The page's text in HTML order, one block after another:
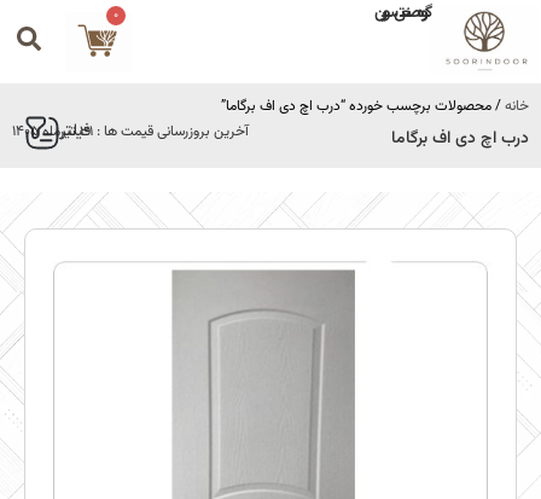
گروه صنعتی سورین 0
خانه/ محصولات برچسب خورده “درب اچ دی اف برگاما”
فیلتر درب اچ دی اف برگاما آخرین بروزرسانی قیمت ها : 31 تیرماه 1405